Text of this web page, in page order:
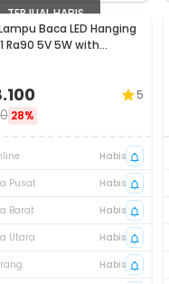
TERJUAL HABIS
Baca LED Hanging
Ra90 5V 5W with
28%
5
Habis
Pusat
Habis
Barat
Habis
Utara
Habis
Habis